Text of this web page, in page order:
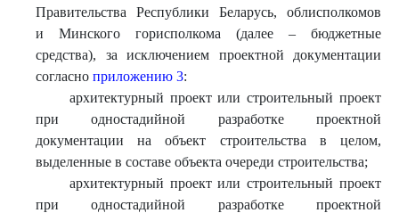
Правительства Республики Беларусь, облисполкомов
и Минского горисполкома (далее – бюджетные
средства), за исключением проектной документации
согласно приложению 3:
архитектурный проект или строительный проект
при одностадийной разработке проектной
документации на объект строительства в целом,
выделенные в составе объекта очереди строительства;
архитектурный проект или строительный проект
при одностадийной разработке проектной